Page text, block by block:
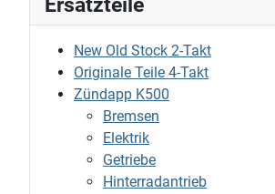
New Old Stock 2-Takt
Originale Teile 4-Takt
Zündapp K500
Bremsen
Elektrik
Getriebe
Hinterradantrieb